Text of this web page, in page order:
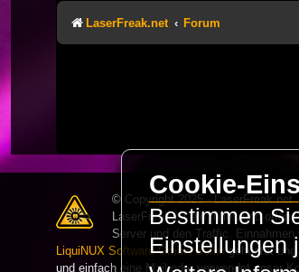
LaserFreak.net Forum
© Copyright 2025 - LaserFreak.net
LaserFreak ist ein freies und
Server und den Traffic.
LiquiNUX Software GmbH Berlingehostet und
und einfach eine Mail oder verwendet unser
Cookie-
Bestimmen
Einstellungen